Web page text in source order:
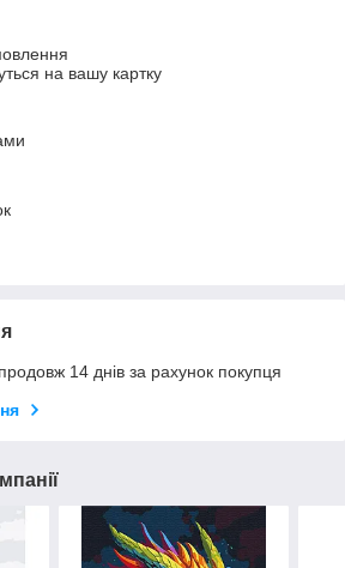
на вашу картку
14 днів за рахунок покупця